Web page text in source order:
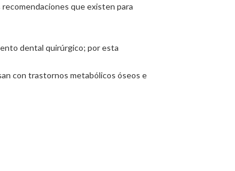
que existen para
dental quirúrgico; por esta
con trastornos metabólicos óseos e